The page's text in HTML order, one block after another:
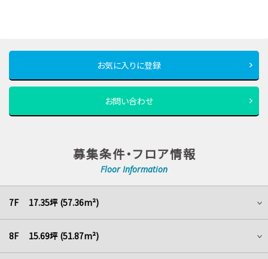
お気に入りに登録
お問い合わせ
募集条件・フロア情報
Floor Information
7F 17.35坪 (57.36m²)
8F 15.69坪 (51.87m²)